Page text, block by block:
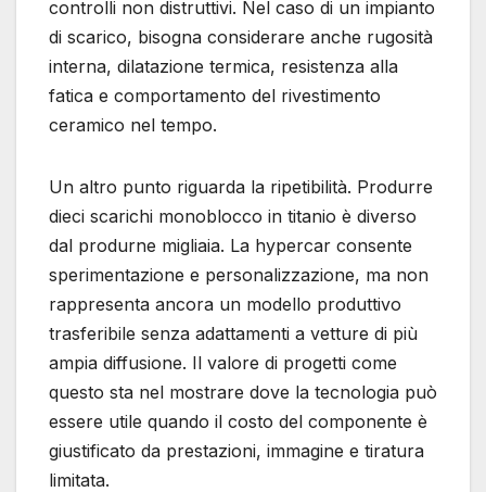
controlli non distruttivi. Nel caso di un impianto
di scarico, bisogna considerare anche rugosità
interna, dilatazione termica, resistenza alla
fatica e comportamento del rivestimento
ceramico nel tempo.
Un altro punto riguarda la ripetibilità. Produrre
dieci scarichi monoblocco in titanio è diverso
dal produrne migliaia. La hypercar consente
sperimentazione e personalizzazione, ma non
rappresenta ancora un modello produttivo
trasferibile senza adattamenti a vetture di più
ampia diffusione. Il valore di progetti come
questo sta nel mostrare dove la tecnologia può
essere utile quando il costo del componente è
giustificato da prestazioni, immagine e tiratura
limitata.